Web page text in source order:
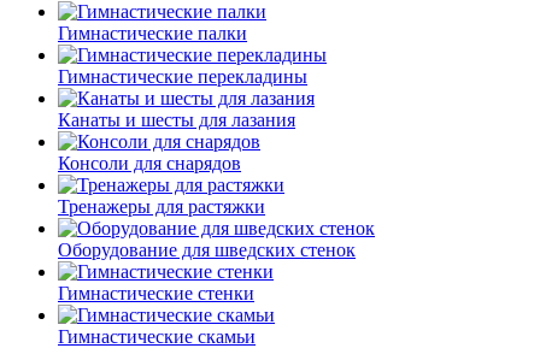
Гимнастические палки
Гимнастические перекладины
Канаты и шесты для лазания
Консоли для снарядов
Тренажеры для растяжки
Оборудование для шведских стенок
Гимнастические стенки
Гимнастические скамьи